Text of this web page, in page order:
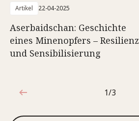
Artikel 22-04-2025
Aserbaidschan: Geschichte
eines Minenopfers – Resilienz
und Sensibilisierung
1von3
1/3